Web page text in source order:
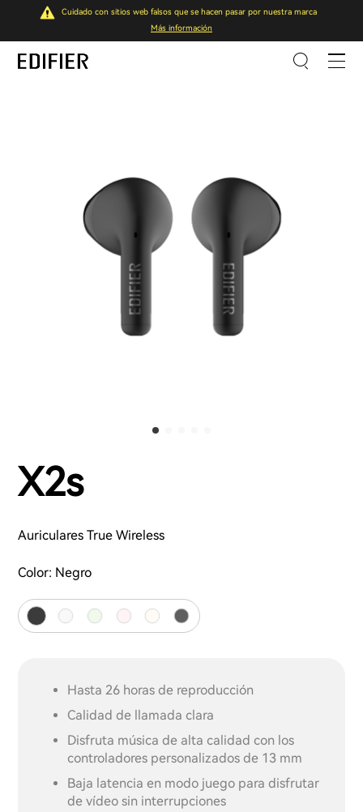
Cuidado con sitios web falsos que se hacen pasar por nuestra marca
Más información
X2s
Auriculares True Wireless
Color: Negro
Hasta 26 horas de reproducción
Calidad de llamada clara
Disfruta música de alta calidad con los
controladores personalizados de 13 mm
Baja latencia en modo juego para disfrutar
de vídeo sin interrupciones